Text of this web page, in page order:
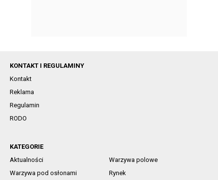
KONTAKT I REGULAMINY
Kontakt
Reklama
Regulamin
RODO
KATEGORIE
Aktualności
Warzywa polowe
Warzywa pod osłonami
Rynek